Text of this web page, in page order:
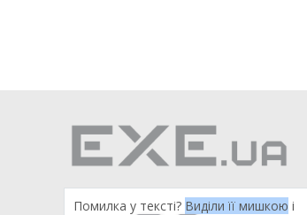
Помилка у тексті? Виділи її мишкою і